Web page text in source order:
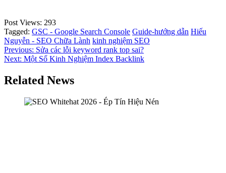
Post Views: 293
Tagged: GSC - Google Search Console Guide-hướng dẫn Hiếu
Nguyễn - SEO Chữa Lành kinh nghiệm SEO
Điều
hướng
bài
Previous: Sửa các lỗi keyword rank top sai?
Next: Một Số Kinh Nghiệm Index Backlink
Related News